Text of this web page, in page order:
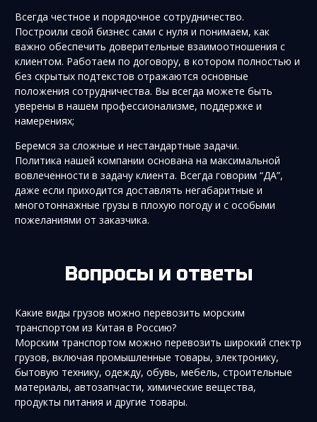
Всегда честное и порядочное сотрудничество.
Построили свой бизнес сами с нуля и понимаем, как
важно обеспечить доверительные взаимоотношения с
клиентом. Работаем по договору, в котором полностью и
без скрытых подтекстов отражаются основные
положения сотрудничества. Вы всегда можете быть
уверены в нашем профессионализме, поддержке и
намерениях;
Беремся за сложные и нестандартные задачи.
Политика нашей компании основана на максимальной
вовлеченности в задачу клиента. Всегда говорим “ДА”,
даже если приходится доставлять негабаритные и
многотоннажные грузы в плохую погоду и с особыми
пожеланиями от заказчика.
Вопросы и ответы
Какие виды грузов можно перевозить морским
транспортом из Китая в Россию?
Морским транспортом можно перевозить широкий спектр
грузов, включая промышленные товары, электронику,
бытовую технику, одежду, обувь, мебель, строительные
материалы, автозапчасти, химические вещества,
продукты питания и другие товары.